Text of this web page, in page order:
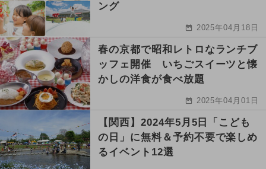
ング
2025年04月18日
春の京都で昭和レトロなランチブ
ッフェ開催 いちごスイーツと懐
かしの洋食が食べ放題
2025年04月01日
【関西】2024年5月5日「こども
の日」に無料＆予約不要で楽しめ
るイベント12選